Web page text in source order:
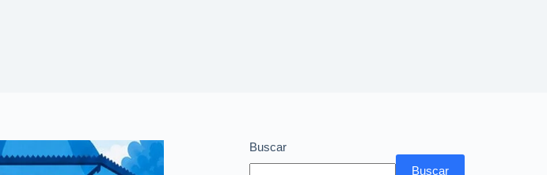
Buscar
Buscar